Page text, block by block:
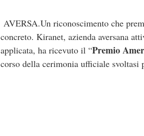
AVERSA.Un riconoscimento che
concreto. Kiranet, azienda aversana
applicata, ha ricevuto il “Premio
corso della cerimonia ufficiale svoltasi